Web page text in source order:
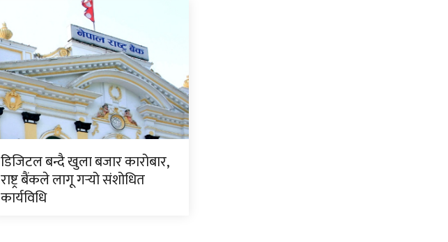
डिजिटल बन्दै खुला बजार कारोबार,
राष्ट्र बैंकले लागू गर्‍यो संशोधित
कार्यविधि